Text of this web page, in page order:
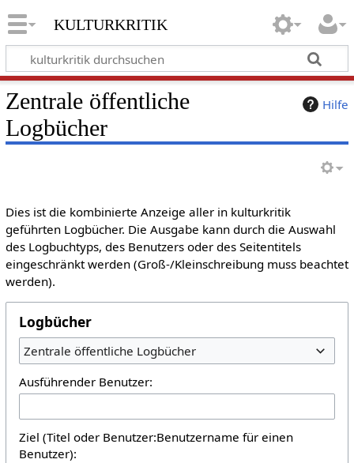
kulturkritik
Hilfe
Zentrale öffentliche
Logbücher
Dies ist die kombinierte Anzeige aller in kulturkritik
geführten Logbücher. Die Ausgabe kann durch die Auswahl
des Logbuchtyps, des Benutzers oder des Seitentitels
eingeschränkt werden (Groß-/Kleinschreibung muss beachtet
werden).
Logbücher
Zentrale öffentliche Logbücher
Ausführender Benutzer:
Ziel (Titel oder Benutzer:Benutzername für einen
Benutzer):